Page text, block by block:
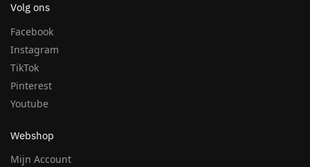
Volg ons
Facebook
Instagram
TikTok
Pinterest
Youtube
Webshop
Mijn Account